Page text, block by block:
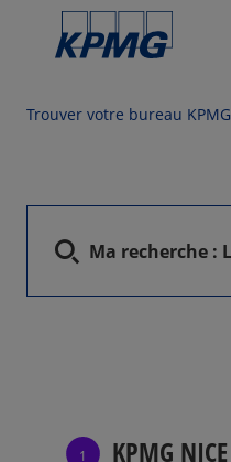
Trouver votre bureau KPMG
Ma recherche :
1 KPMG NICE